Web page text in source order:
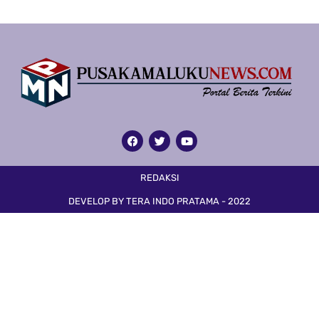
REDAKSI
DEVELOP BY TERA INDO PRATAMA - 2022